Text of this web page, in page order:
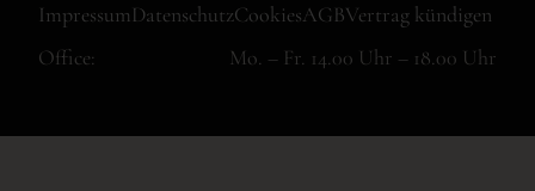
ImpressumDatenschutzCookiesAGBVertrag kündigen
Office:
Mo. – Fr. 14.00 Uhr – 18.00 Uhr